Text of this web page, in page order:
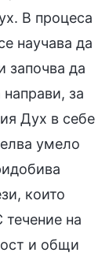
В процеса
научава да
започва да
за
Дух в себе
умело
които
течение на
и общи